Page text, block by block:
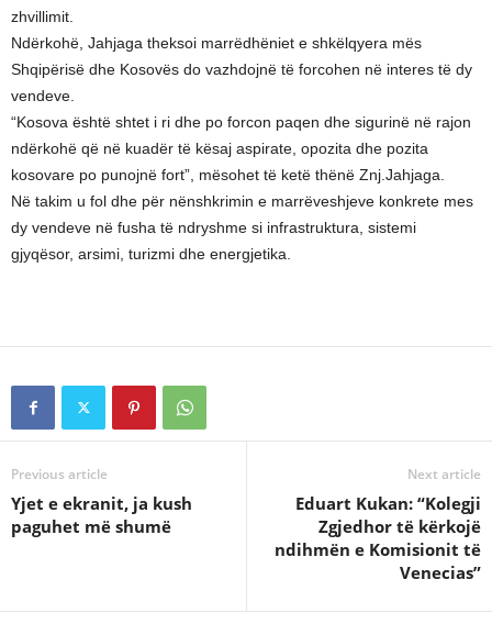
zhvillimit.
Ndërkohë, Jahjaga theksoi marrëdhëniet e shkëlqyera mës
Shqipërisë dhe Kosovës do vazhdojnë të forcohen në interes të dy
vendeve.
“Kosova është shtet i ri dhe po forcon paqen dhe sigurinë në rajon
ndërkohë që në kuadër të kësaj aspirate, opozita dhe pozita
kosovare po punojnë fort”, mësohet të ketë thënë Znj.Jahjaga.
Në takim u fol dhe për nënshkrimin e marrëveshjeve konkrete mes
dy vendeve në fusha të ndryshme si infrastruktura, sistemi
gjyqësor, arsimi, turizmi dhe energjetika.
Previous article
Yjet e ekranit, ja kush
paguhet më shumë
Next article
Eduart Kukan: “Kolegji
Zgjedhor të kërkojë
ndihmën e Komisionit të
Venecias”